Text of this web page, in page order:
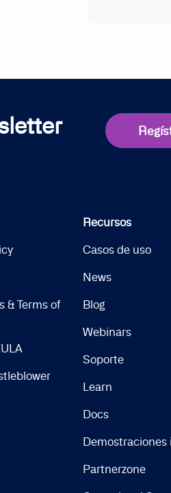
& Terms of
Recursos
Casos de uso
News
Blog
Webinars
Soporte
Learn
Docs
Partnerzone